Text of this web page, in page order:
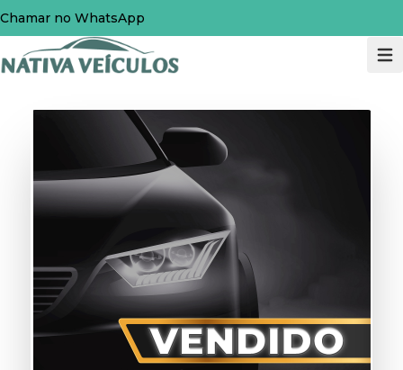
Chamar no WhatsApp